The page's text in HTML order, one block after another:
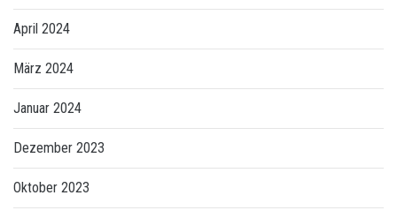
April 2024
März 2024
Januar 2024
Dezember 2023
Oktober 2023